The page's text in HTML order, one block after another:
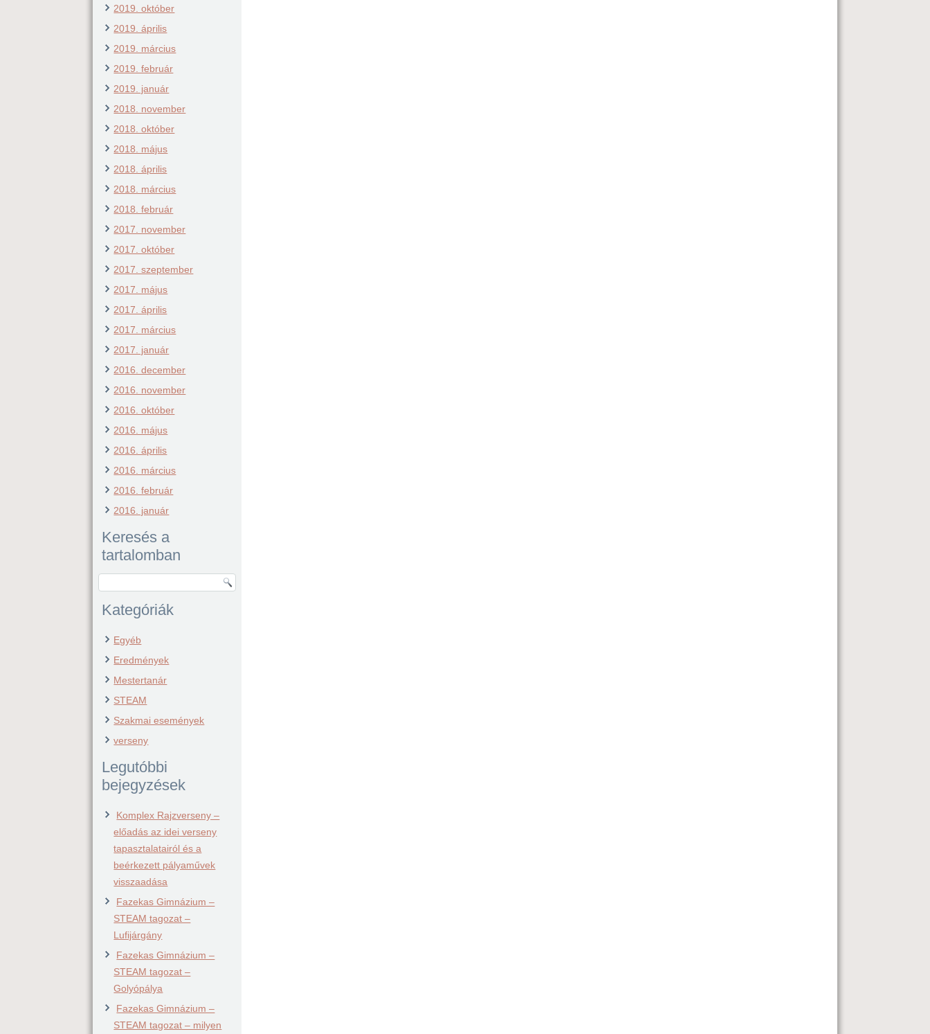
2019. október
2019. április
2019. március
2019. február
2019. január
2018. november
2018. október
2018. május
2018. április
2018. március
2018. február
2017. november
2017. október
2017. szeptember
2017. május
2017. április
2017. március
2017. január
2016. december
2016. november
2016. október
2016. május
2016. április
2016. március
2016. február
2016. január
Keresés a
tartalomban
Kategóriák
Egyéb
Eredmények
Mestertanár
STEAM
Szakmai események
verseny
Legutóbbi
bejegyzések
Komplex Rajzverseny –
előadás az idei verseny
tapasztalatairól és a
beérkezett pályaművek
visszaadása
Fazekas Gimnázium –
STEAM tagozat –
Lufijárgány
Fazekas Gimnázium –
STEAM tagozat –
Golyópálya
Fazekas Gimnázium –
STEAM tagozat – milyen